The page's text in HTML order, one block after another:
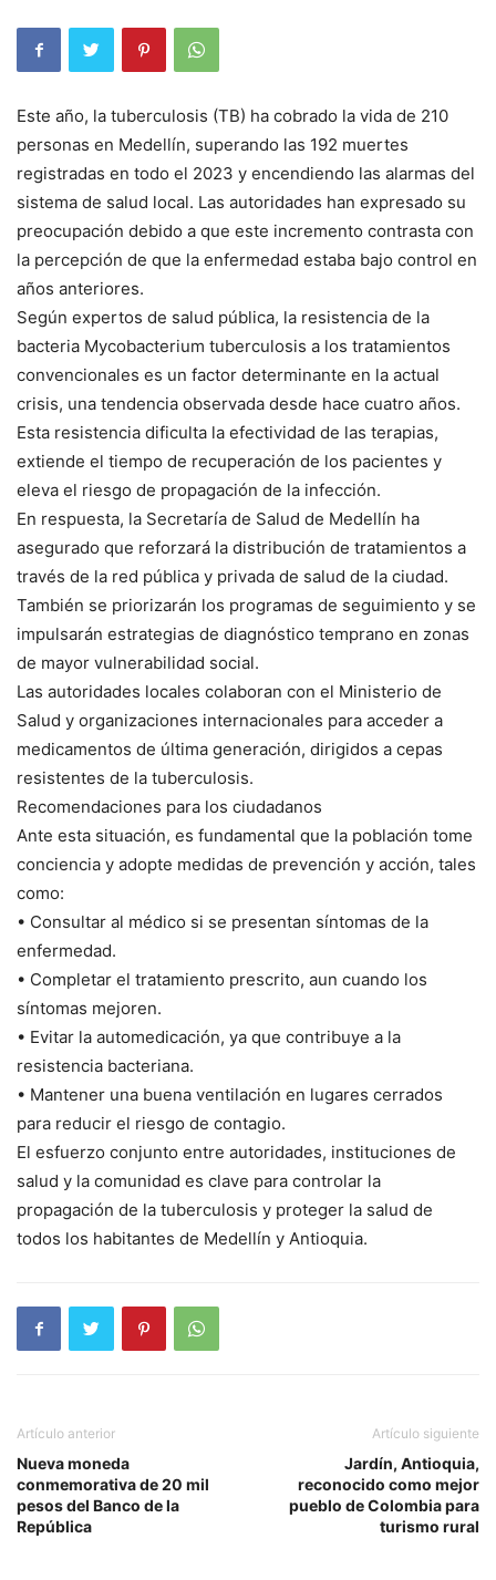
Este año, la tuberculosis (TB) ha cobrado la vida de 210
personas en Medellín, superando las 192 muertes
registradas en todo el 2023 y encendiendo las alarmas del
sistema de salud local. Las autoridades han expresado su
preocupación debido a que este incremento contrasta con
la percepción de que la enfermedad estaba bajo control en
años anteriores.
Según expertos de salud pública, la resistencia de la
bacteria Mycobacterium tuberculosis a los tratamientos
convencionales es un factor determinante en la actual
crisis, una tendencia observada desde hace cuatro años.
Esta resistencia dificulta la efectividad de las terapias,
extiende el tiempo de recuperación de los pacientes y
eleva el riesgo de propagación de la infección.
En respuesta, la Secretaría de Salud de Medellín ha
asegurado que reforzará la distribución de tratamientos a
través de la red pública y privada de salud de la ciudad.
También se priorizarán los programas de seguimiento y se
impulsarán estrategias de diagnóstico temprano en zonas
de mayor vulnerabilidad social.
Las autoridades locales colaboran con el Ministerio de
Salud y organizaciones internacionales para acceder a
medicamentos de última generación, dirigidos a cepas
resistentes de la tuberculosis.
Recomendaciones para los ciudadanos
Ante esta situación, es fundamental que la población tome
conciencia y adopte medidas de prevención y acción, tales
como:
• Consultar al médico si se presentan síntomas de la
enfermedad.
• Completar el tratamiento prescrito, aun cuando los
síntomas mejoren.
• Evitar la automedicación, ya que contribuye a la
resistencia bacteriana.
• Mantener una buena ventilación en lugares cerrados
para reducir el riesgo de contagio.
El esfuerzo conjunto entre autoridades, instituciones de
salud y la comunidad es clave para controlar la
propagación de la tuberculosis y proteger la salud de
todos los habitantes de Medellín y Antioquia.
Artículo anterior
Nueva moneda
conmemorativa de 20 mil
pesos del Banco de la
República
Artículo siguiente
Jardín, Antioquia,
reconocido como mejor
pueblo de Colombia para
turismo rural